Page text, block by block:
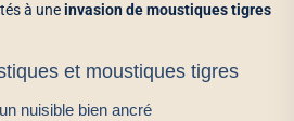
à uneinvasion de moustiques tigres
et moustiques tigres
nuisible bien ancré